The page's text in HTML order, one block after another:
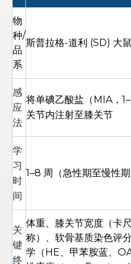
物
种/
品
系
斯普拉格-道利 (SD) 大鼠
感
应
法
将单碘乙酸盐（MIA，
关节内注射至膝关节
学
习
时
间
1–8 周（急性期至慢性期
关
键
终
体重、膝关节宽度（卡
称）、软骨基质染色评
学（HE、甲苯胺蓝、